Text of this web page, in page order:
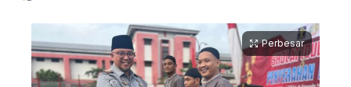
Perbesar